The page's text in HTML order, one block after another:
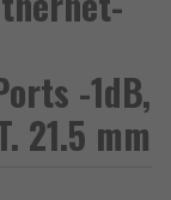
-1dB,
21.5 mm